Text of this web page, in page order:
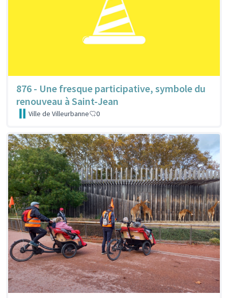
876 - Une fresque participative, symbole du
renouveau à Saint-Jean
Ville de Villeurbanne 0